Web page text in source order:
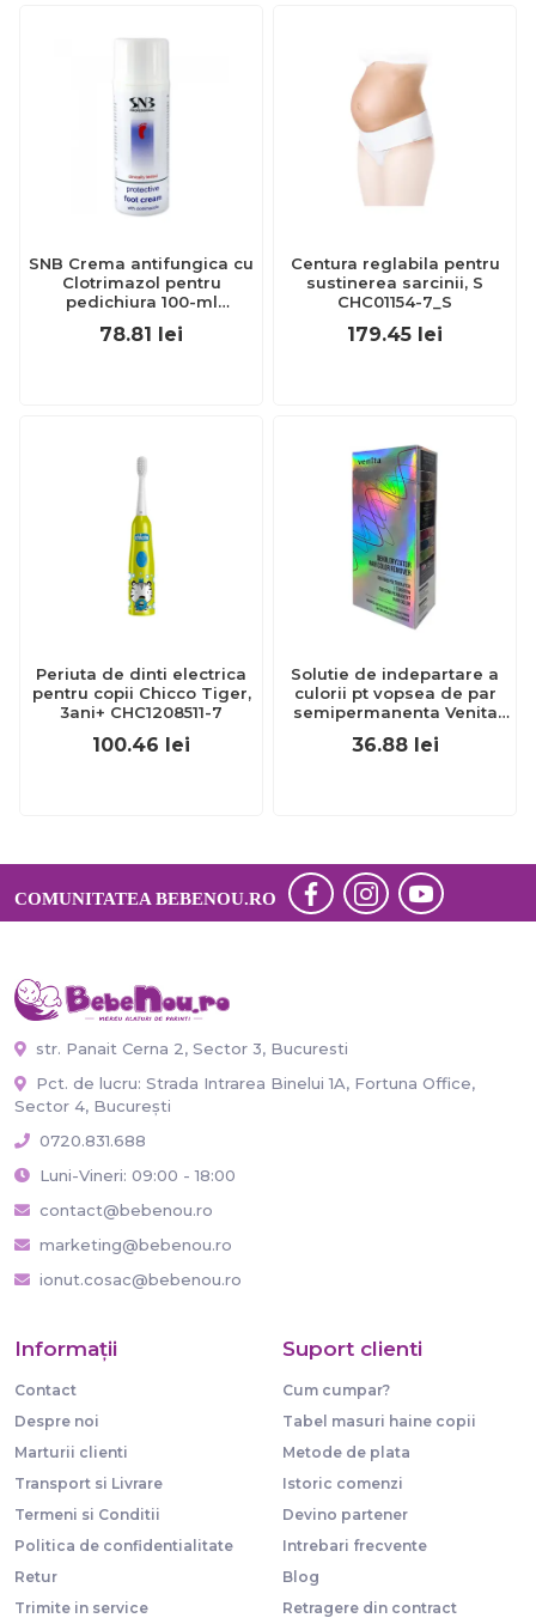
SNB Crema antifungica cu
Clotrimazol pentru
pedichiura 100-ml
EXL359_918
78.81 lei
Centura reglabila pentru
sustinerea sarcinii, S
CHC01154-7_S
179.45 lei
Periuta de dinti electrica
pentru copii Chicco Tiger,
3ani+ CHC1208511-7
100.46 lei
Solutie de indepartare a
culorii pt vopsea de par
semipermanenta Venita
Hair Color Remover, 115ml
15 ml
36.88 lei
COMUNITATEA BEBENOU.RO
str. Panait Cerna 2, Sector 3, Bucuresti
Pct. de lucru: Strada Intrarea Binelui 1A, Fortuna Office,
Sector 4, București
0720.831.688
Luni-Vineri: 09:00 - 18:00
contact@bebenou.ro
marketing@bebenou.ro
ionut.cosac@bebenou.ro
Informaţii
Contact
Despre noi
Marturii clienti
Transport si Livrare
Termeni si Conditii
Politica de confidentialitate
Retur
Trimite in service
Suport clienti
Cum cumpar?
Tabel masuri haine copii
Metode de plata
Istoric comenzi
Devino partener
Intrebari frecvente
Blog
Retragere din contract